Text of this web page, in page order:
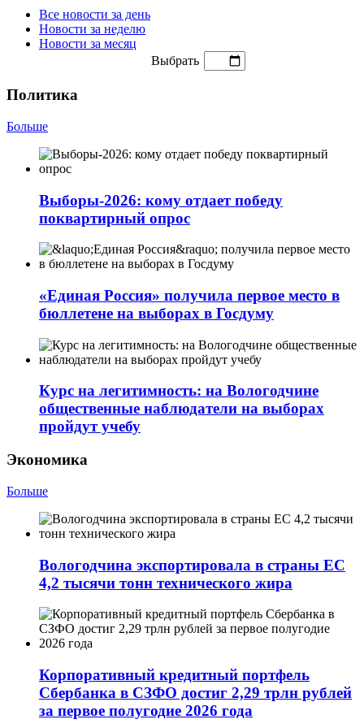
Все новости за день
Новости за неделю
Новости за месяц
Выбрать
Политика
Больше
Выборы-2026: кому отдает победу
поквартирный опрос
«Единая Россия» получила первое место в
бюллетене на выборах в Госдуму
Курс на легитимность: на Вологодчине
общественные наблюдатели на выборах
пройдут учебу
Экономика
Больше
Вологодчина экспортировала в страны ЕС
4,2 тысячи тонн технического жира
Корпоративный кредитный портфель
Сбербанка в СЗФО достиг 2,29 трлн рублей
за первое полугодие 2026 года